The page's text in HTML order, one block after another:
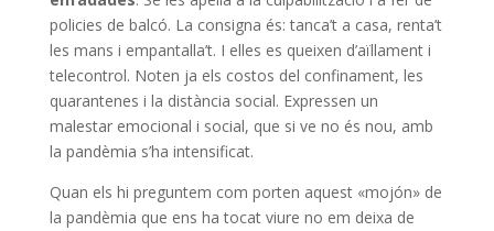
policies de balcó. La consigna és: tanca’t a casa, renta’t
les mans i empantalla’t. I elles es queixen d’aïllament i
telecontrol. Noten ja els costos del confinament, les
quarantenes i la distància social. Expressen un
malestar emocional i social, que si ve no és nou, amb
la pandèmia s’ha intensificat.
Quan els hi preguntem com porten aquest «mojón» de
la pandèmia que ens ha tocat viure no em deixa de